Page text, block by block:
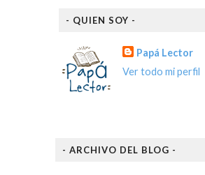
- QUIEN SOY -
Papá Lector
Ver todo mi perfil
- ARCHIVO DEL BLOG -